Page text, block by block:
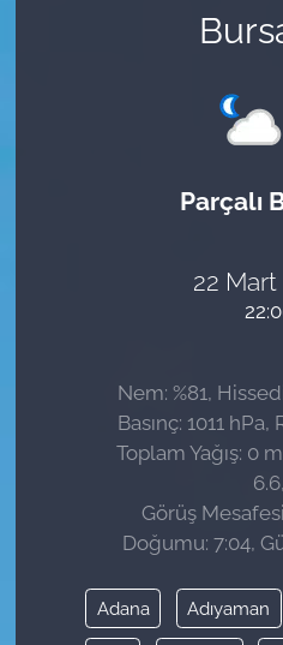
Parçalı
22 Mart
Nem: %81,
Basınç: 1011
Toplam Yağış: 0
6.6,
Görüş
Doğumu: 7:04,
Adana Adıyaman